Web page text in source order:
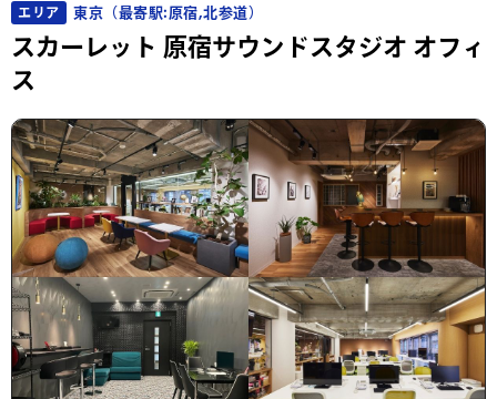
エリア 東京（最寄駅:原宿,北参道）
スカーレット 原宿サウンドスタジオ オフィ
ス